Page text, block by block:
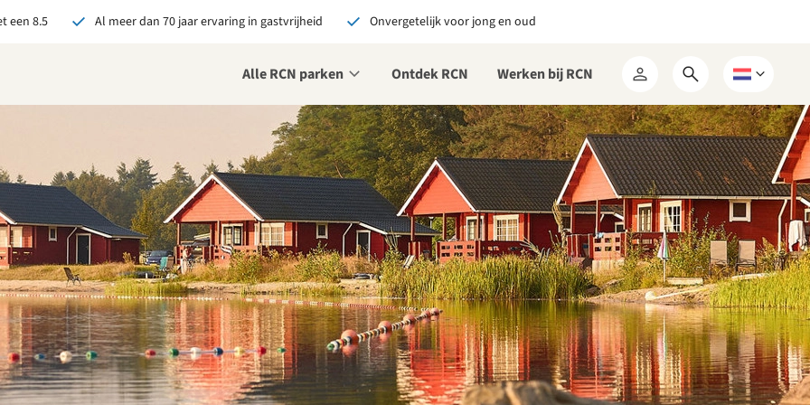
een 8.5 Al meer dan 70 jaar ervaring in gastvrijheid Onvergetelijk voor jong en oud
Alle RCN parken Ontdek RCN Werken bij RCN
Mijn
RCN
Open
zoekformulier
Kies
een
taal
je bij RCN boekt, krijg je:
De beste prijsgarantie
Exclusieve voordelen
Persoonlijk contact
alle voordelen